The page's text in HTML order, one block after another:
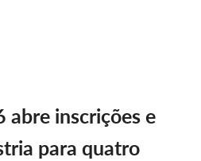
abre inscrições e
para quatro